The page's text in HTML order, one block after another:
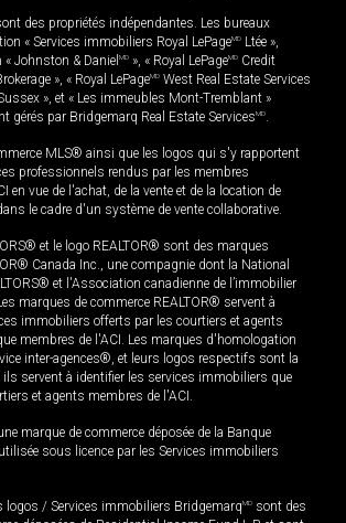
des propriétés indépendantes. Les bureaux
« Services immobiliers Royal LePageMD Ltée »,
Johnston & Daniel MD », « Royal LePageMD Credit
», « Royal LePageMD West Real Estate Services
», et « Les immeubles Mont-Tremblant »
gérés par Bridgemarq Real Estate ServicesMD.
MLS® ainsi que les logos qui s'y rapportent
professionnels rendus par les membres
en vue de l'achat, de la vente et de la location de
le cadre d'un système de vente collaborative.
et le logo REALTOR® sont des marques
Canada Inc., une compagnie dont la National
et l'Association canadienne de l’immobilier
marques de commerce REALTOR® servent à
immobiliers offerts par les courtiers et agents
membres de l'ACI. Les marques d'homologation
inter-agences®, et leurs logos respectifs sont la
ils servent à identifier les services immobiliers que
et agents membres de l'ACI.
marque de commerce déposée de la Banque
sous licence par les Services immobiliers
logos / Services immobiliers BridgemarqMD sont des